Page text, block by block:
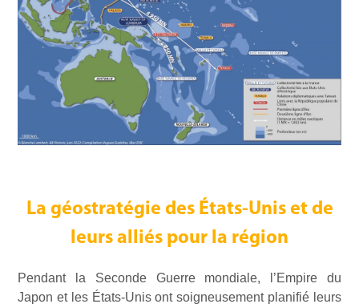
La géostratégie des États-Unis et de
leurs alliés pour la région
Pendant la Seconde Guerre mondiale, l’Empire du
Japon et les États-Unis ont soigneusement planifié leurs